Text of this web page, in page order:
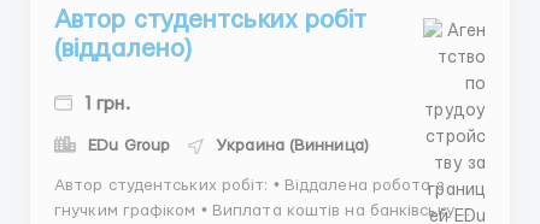
Автор студентських робіт
(віддалено)
1 грн.
EDu Group Украина (Винница)
Автор студентських робіт: • Віддалена робота з
гнучким графіком • Виплата коштів на банківську